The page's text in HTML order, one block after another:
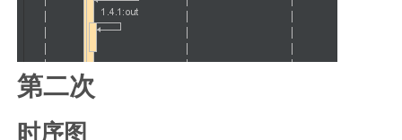
第二次
时序图